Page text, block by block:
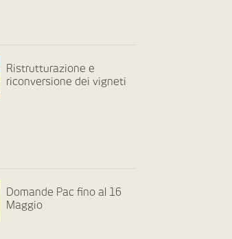
Ristrutturazione e
riconversione dei vigneti
Domande Pac fino al 16
Maggio